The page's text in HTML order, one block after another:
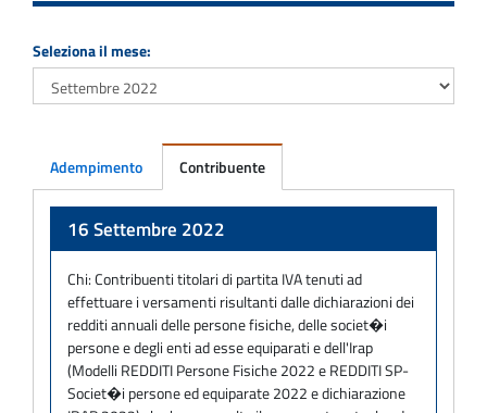
Seleziona il mese:
Adempimento Contribuente
16 Settembre 2022
Chi:Contribuenti titolari di partita IVA tenuti ad
effettuare i versamenti risultanti dalle dichiarazioni dei
redditi annuali delle persone fisiche, delle societ�i
persone e degli enti ad esse equiparati e dell'Irap
(Modelli REDDITI Persone Fisiche 2022 e REDDITI SP-
Societ�i persone ed equiparate 2022 e dichiarazione